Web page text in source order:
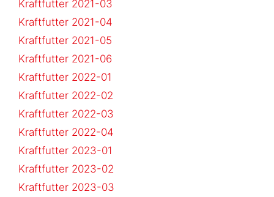
Kraftfutter 2021-03
Kraftfutter 2021-04
Kraftfutter 2021-05
Kraftfutter 2021-06
Kraftfutter 2022-01
Kraftfutter 2022-02
Kraftfutter 2022-03
Kraftfutter 2022-04
Kraftfutter 2023-01
Kraftfutter 2023-02
Kraftfutter 2023-03